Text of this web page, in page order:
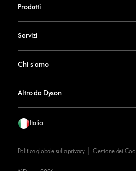
Prodotti
Servizi
Chi siamo
Altro da Dyson
Italia
Politica globale sulla privacy Gestione dei